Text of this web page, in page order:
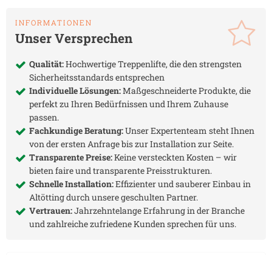
INFORMATIONEN
Unser Versprechen
Qualität:Hochwertige Treppenlifte, die den strengsten
Sicherheitsstandards entsprechen
Individuelle Lösungen:Maßgeschneiderte Produkte, die
perfekt zu Ihren Bedürfnissen und Ihrem Zuhause
passen.
Fachkundige Beratung:Unser Expertenteam steht Ihnen
von der ersten Anfrage bis zur Installation zur Seite.
Transparente Preise:Keine versteckten Kosten – wir
bieten faire und transparente Preisstrukturen.
Schnelle Installation:Effizienter und sauberer Einbau in
Altöttingdurch unsere geschulten Partner.
Vertrauen:Jahrzehntelange Erfahrung in der Branche
und zahlreiche zufriedene Kunden sprechen für uns.